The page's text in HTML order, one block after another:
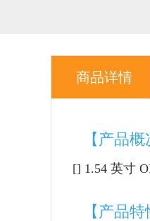
商品详情
【产品概
[] 1.54 英寸
【产品特